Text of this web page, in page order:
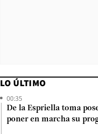
LO ÚLTIMO
00:35
De la Espriella toma
poner en marcha su